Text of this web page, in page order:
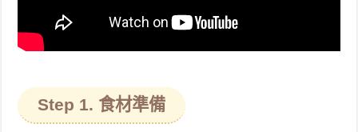
Step 1. 食材準備